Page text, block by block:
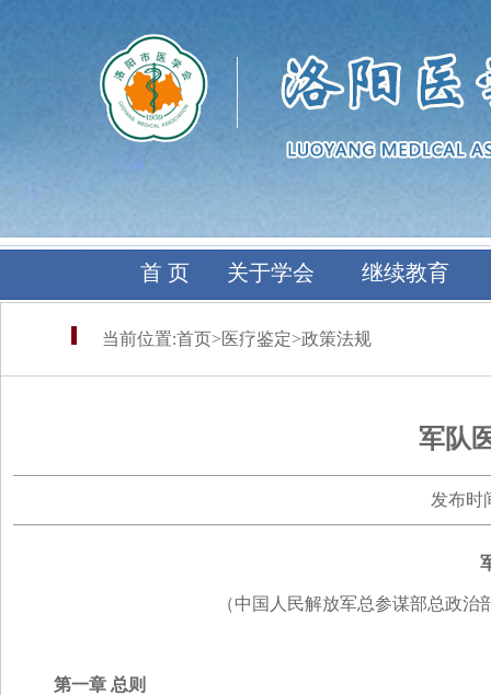
首 页 关于学会 继续教育
当前位置:首页>医疗鉴定>政策法规
军队
发布时
（中国人民解放军总参谋部总政治
第一章 总则